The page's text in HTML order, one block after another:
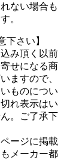
ない場合も
。
下さい】
み頂く以前
せになる商
ますので、
ものについ
れ表示はい
。ご了承下
ージに掲載
メーカー都